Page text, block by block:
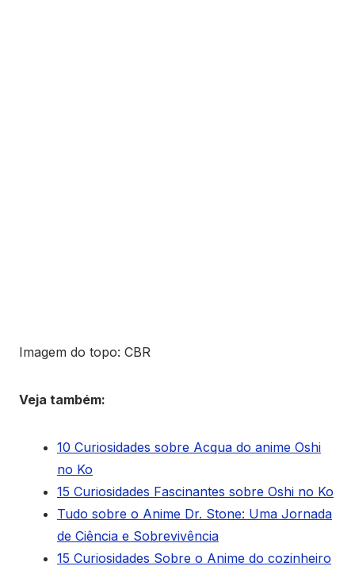
Imagem do topo: CBR
Veja também:
10 Curiosidades sobre Acqua do anime Oshi
no Ko
15 Curiosidades Fascinantes sobre Oshi no Ko
Tudo sobre o Anime Dr. Stone: Uma Jornada
de Ciência e Sobrevivência
15 Curiosidades Sobre o Anime do cozinheiro